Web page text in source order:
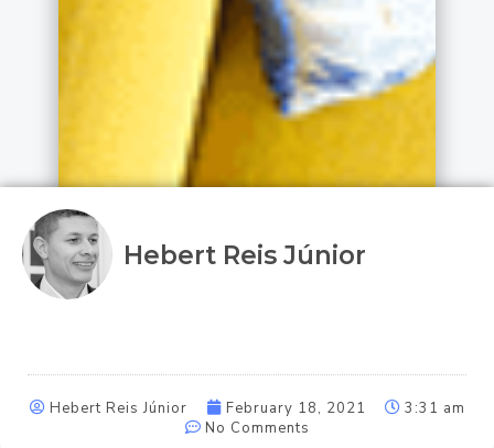
Hebert Reis Júnior
Hebert Reis Júnior February 18, 2021
3:31 am
No Comments